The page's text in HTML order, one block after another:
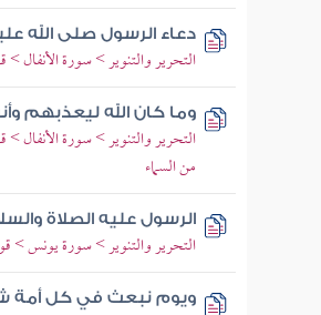
دعاء الرسول صلى الله
التحرير والتنوير > سورة الأنفال >
وما كان الله ليعذبهم
التحرير والتنوير > سورة الأنفال
من السماء
الرسول عليه الصلاة
التحرير والتنوير > سورة يونس >
ويوم نبعث في كل أمة